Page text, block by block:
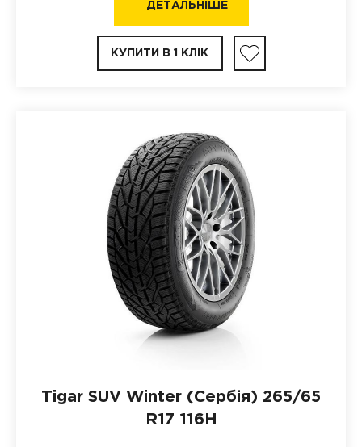
ДЕТАЛЬНІШЕ
КУПИТИ В 1 КЛІК
Tigar SUV Winter (Сербія) 265/65
R17 116H